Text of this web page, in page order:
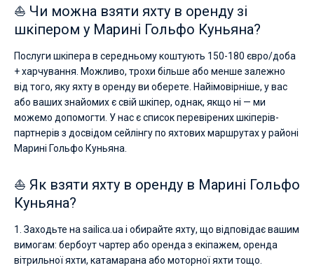
⛵ Чи можна взяти яхту в оренду зі
шкіпером у Марині Гольфо Куньяна?
Послуги шкіпера в середньому коштують 150-180 євро/доба
+ харчування. Можливо, трохи більше або менше залежно
від того, яку яхту в оренду ви оберете. Найімовірніше, у вас
або ваших знайомих є свій шкіпер, однак, якщо ні — ми
можемо допомогти. У нас є список перевірених шкіперів-
партнерів з досвідом сейлінгу по яхтових маршрутах у районі
Марині Гольфо Куньяна.
⛵ Як взяти яхту в оренду в Марині Гольфо
Куньяна?
1. Заходьте на sailica.ua і обирайте яхту, що відповідає вашим
вимогам: бербоут чартер або оренда з екіпажем, оренда
вітрильної яхти, катамарана або моторної яхти тощо.